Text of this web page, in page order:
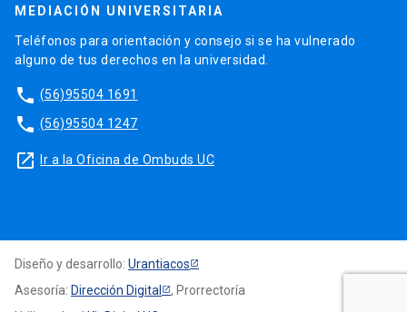
MEDIACIÓN UNIVERSITARIA
Teléfonos para orientación y consejo si se ha vulnerado
alguno de tus derechos en la universidad.
phone (56)95504 1691
phone (56)95504 1247
launch Ir a la Oficina de Ombuds UC
Diseño y desarrollo: Urantiacos
Asesoría: Dirección Digital
, Prorrectoría